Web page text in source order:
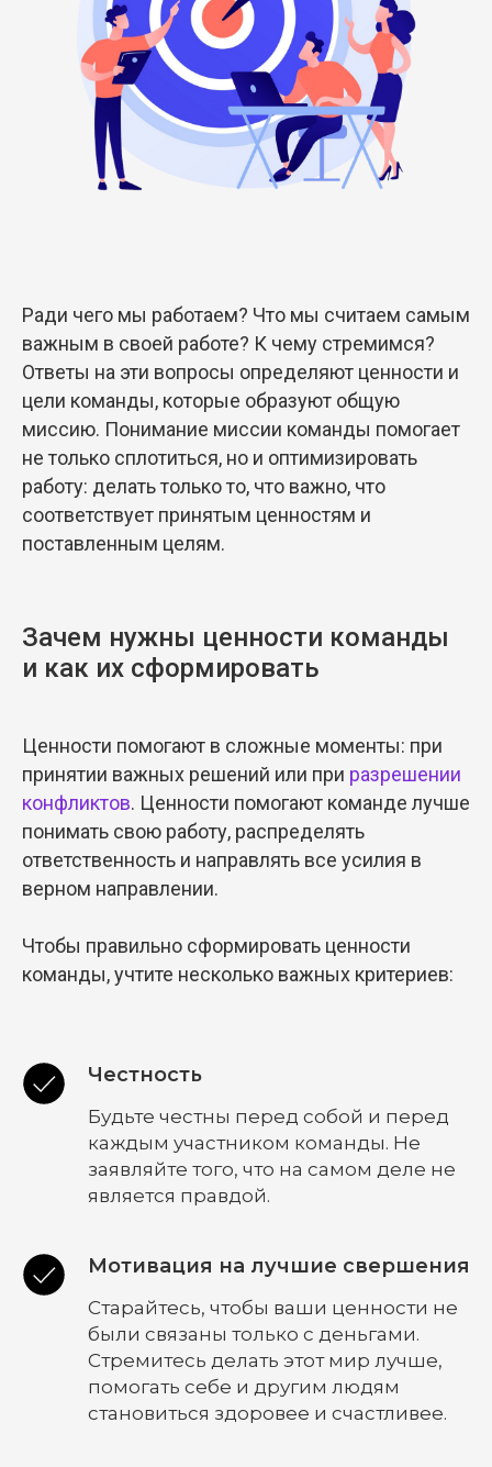
Ради чего мы работаем? Что мы считаем самым
важным в своей работе? К чему стремимся?
Ответы на эти вопросы определяют ценности и
цели команды, которые образуют общую
миссию. Понимание миссии команды помогает
не только сплотиться, но и оптимизировать
работу: делать только то, что важно, что
соответствует принятым ценностям и
поставленным целям.
Зачем нужны ценности команды
и как их сформировать
Ценности помогают в сложные моменты: при
принятии важных решений или при разрешении
конфликтов. Ценности помогают команде лучше
понимать свою работу, распределять
ответственность и направлять все усилия в
верном направлении.
Чтобы правильно сформировать ценности
команды, учтите несколько важных критериев:
Честность
Будьте честны перед собой и перед
каждым участником команды. Не
заявляйте того, что на самом деле не
является правдой.
Мотивация на лучшие свершения
Старайтесь, чтобы ваши ценности не
были связаны только с деньгами.
Стремитесь делать этот мир лучше,
помогать себе и другим людям
становиться здоровее и счастливее.